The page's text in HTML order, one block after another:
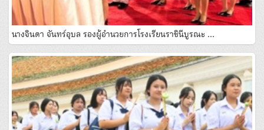
นางจินดา จันทร์อุบล รองผู้อํานวยการโรงเรียนราชินีบูรณะ …